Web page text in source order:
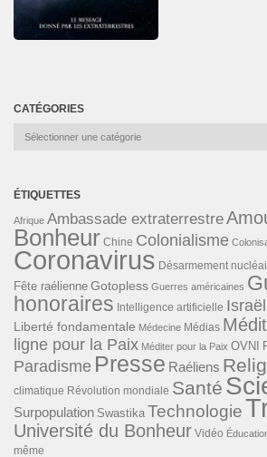
CATÉGORIES
Catégories
ÉTIQUETTES
Afrique Ambassade extraterrestre
Bonheur Chine Colonialisme
Coronavirus Désarmement
Fête raélienne Gotopless Guerres américaines
honoraires Intelligence artificielle Israël
Liberté fondamentale Médecine Médias
ligne pour la Paix Méditer pour la Paix OVNI
Paradisme Presse Raéliens
climatique Révolution mondiale Santé
Surpopulation Swastika Technologie
Université du Bonheur Vidéo
même